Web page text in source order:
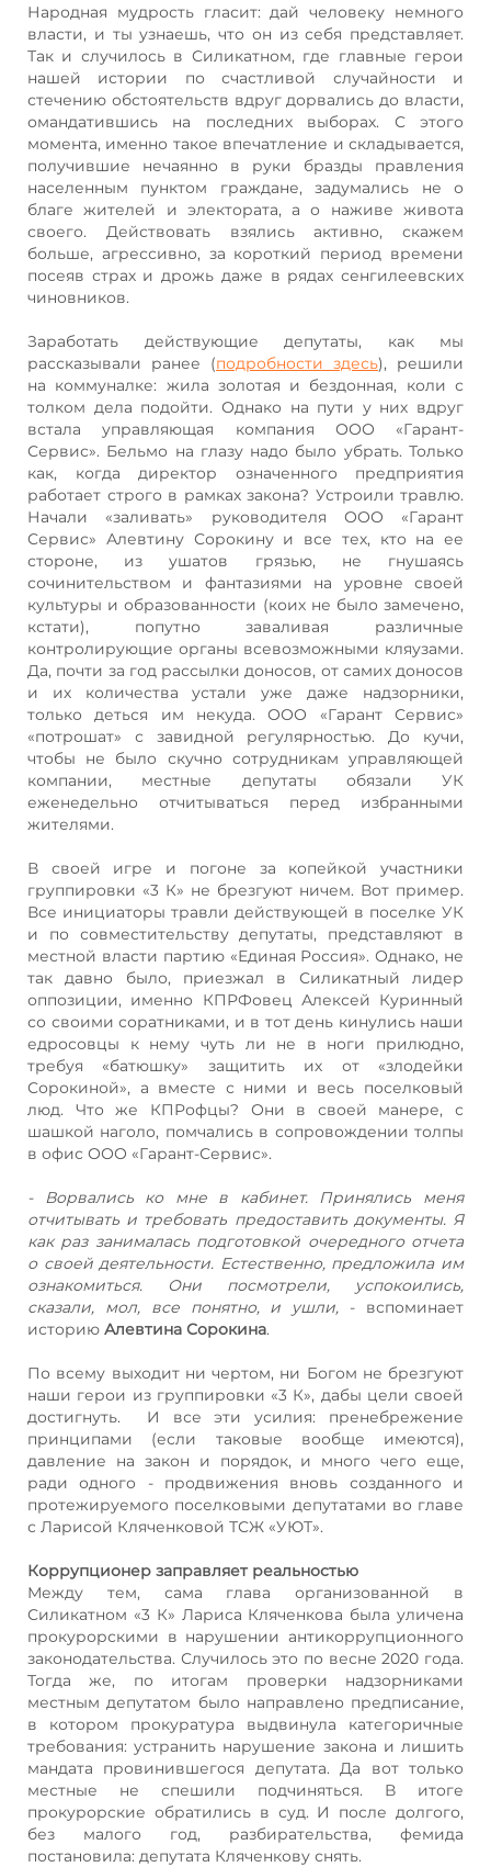
Народная мудрость гласит: дай человеку немного
власти, и ты узнаешь, что он из себя представляет.
Так и случилось в Силикатном, где главные герои
нашей истории по счастливой случайности и
стечению обстоятельств вдруг дорвались до власти,
омандатившись на последних выборах. С этого
момента, именно такое впечатление и складывается,
получившие нечаянно в руки бразды правления
населенным пунктом граждане, задумались не о
благе жителей и электората, а о наживе живота
своего. Действовать взялись активно, скажем
больше, агрессивно, за короткий период времени
посеяв страх и дрожь даже в рядах сенгилеевских
чиновников.
Заработать действующие депутаты, как мы
рассказывали ранее (подробности здесь), решили
на коммуналке: жила золотая и бездонная, коли с
толком дела подойти. Однако на пути у них вдруг
встала управляющая компания ООО «Гарант-
Сервис». Бельмо на глазу надо было убрать. Только
как, когда директор означенного предприятия
работает строго в рамках закона? Устроили травлю.
Начали «заливать» руководителя ООО «Гарант
Сервис» Алевтину Сорокину и все тех, кто на ее
стороне, из ушатов грязью, не гнушаясь
сочинительством и фантазиями на уровне своей
культуры и образованности (коих не было замечено,
кстати), попутно заваливая различные
контролирующие органы всевозможными кляузами.
Да, почти за год рассылки доносов, от самих доносов
и их количества устали уже даже надзорники,
только деться им некуда. ООО «Гарант Сервис»
«потрошат» с завидной регулярностью. До кучи,
чтобы не было скучно сотрудникам управляющей
компании, местные депутаты обязали УК
еженедельно отчитываться перед избранными
жителями.
В своей игре и погоне за копейкой участники
группировки «3 К» не брезгуют ничем. Вот пример.
Все инициаторы травли действующей в поселке УК
и по совместительству депутаты, представляют в
местной власти партию «Единая Россия». Однако, не
так давно было, приезжал в Силикатный лидер
оппозиции, именно КПРФовец Алексей Куринный
со своими соратниками, и в тот день кинулись наши
едросовцы к нему чуть ли не в ноги прилюдно,
требуя «батюшку» защитить их от «злодейки
Сорокиной», а вместе с ними и весь поселковый
люд. Что же КПРофцы? Они в своей манере, с
шашкой наголо, помчались в сопровождении толпы
в офис ООО «Гарант-Сервис».
- Ворвались ко мне в кабинет. Принялись меня
отчитывать и требовать предоставить документы. Я
как раз занималась подготовкой очередного отчета
о своей деятельности. Естественно, предложила им
ознакомиться. Они посмотрели, успокоились,
сказали, мол, все понятно, и ушли, - вспоминает
историю Алевтина Сорокина.
По всему выходит ни чертом, ни Богом не брезгуют
наши герои из группировки «3 К», дабы цели своей
достигнуть. И все эти усилия: пренебрежение
принципами (если таковые вообще имеются),
давление на закон и порядок, и много чего еще,
ради одного - продвижения вновь созданного и
протежируемого поселковыми депутатами во главе
с Ларисой Кляченковой ТСЖ «УЮТ».
Коррупционер заправляет реальностью
Между тем, сама глава организованной в
Силикатном «3 К» Лариса Кляченкова была уличена
прокурорскими в нарушении антикоррупционного
законодательства. Случилось это по весне 2020 года.
Тогда же, по итогам проверки надзорниками
местным депутатом было направлено предписание,
в котором прокуратура выдвинула категоричные
требования: устранить нарушение закона и лишить
мандата провинившегося депутата. Да вот только
местные не спешили подчиняться. В итоге
прокурорские обратились в суд. И после долгого,
без малого год, разбирательства, фемида
постановила: депутата Кляченкову снять.